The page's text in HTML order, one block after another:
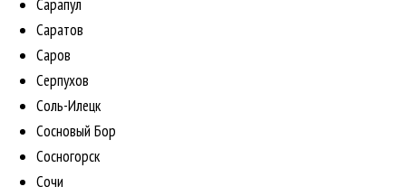
Сарапул
Саратов
Саров
Серпухов
Соль-Илецк
Сосновый Бор
Сосногорск
Сочи